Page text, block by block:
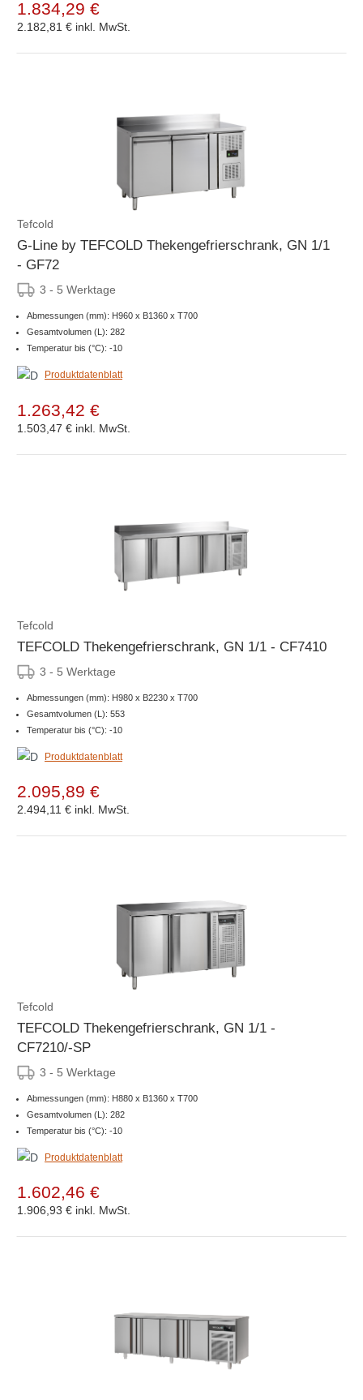
1.834,29 €
2.182,81 € inkl. MwSt.
Tefcold
G-Line by TEFCOLD Thekengefrierschrank, GN 1/1
- GF72
3 - 5 Werktage
Abmessungen (mm): H960 x B1360 x T700
Gesamtvolumen (L): 282
Temperatur bis (°C): -10
Produktdatenblatt
1.263,42 €
1.503,47 € inkl. MwSt.
Tefcold
TEFCOLD Thekengefrierschrank, GN 1/1 - CF7410
3 - 5 Werktage
Abmessungen (mm): H980 x B2230 x T700
Gesamtvolumen (L): 553
Temperatur bis (°C): -10
Produktdatenblatt
2.095,89 €
2.494,11 € inkl. MwSt.
Tefcold
TEFCOLD Thekengefrierschrank, GN 1/1 -
CF7210/-SP
3 - 5 Werktage
Abmessungen (mm): H880 x B1360 x T700
Gesamtvolumen (L): 282
Temperatur bis (°C): -10
Produktdatenblatt
1.602,46 €
1.906,93 € inkl. MwSt.